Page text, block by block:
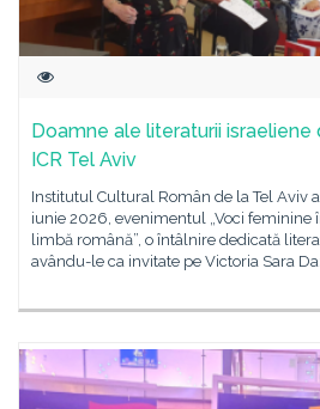
Doamne ale literaturii
ICR Tel Aviv
Institutul Cultural Român de la Tel Aviv
iunie 2026, evenimentul „Voci feminine
limbă română”, o întâlnire dedicată
avându-le ca invitate pe Victoria Sara